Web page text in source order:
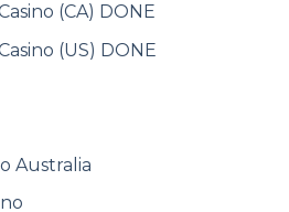
(CA) DONE
(US) DONE
Australia